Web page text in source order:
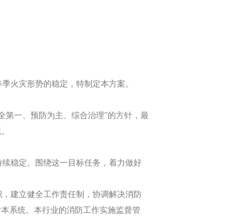
火灾形势的稳定，特制定本方案。
一、预防为主、综合治理”的方针，最
稳定。围绕这一目标任务，着力做好
建立健全工作责任制，协调解决消防
系统、本行业的消防工作实施监督管